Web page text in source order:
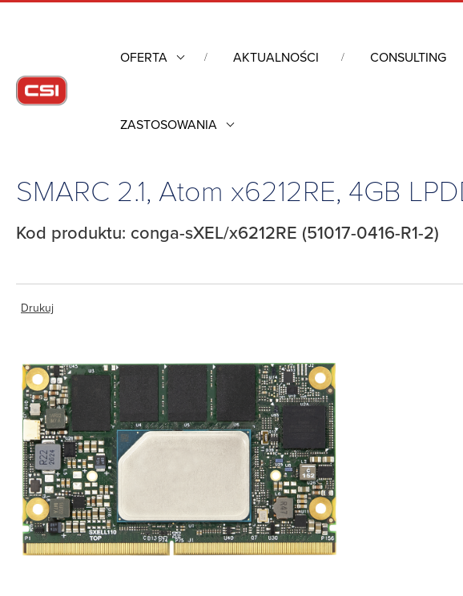
OFERTA AKTUALNOŚCI CONSULTING
ZASTOSOWANIA
Komputery przemysłowe
SMARC 2.1, Atom x6212RE, 4GB
Kod produktu: conga-sXEL/x6212RE (51017-0416-R1-2)
Drukuj